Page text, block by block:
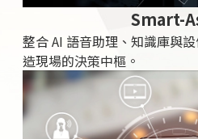
Smart-
整合 AI 語音助理、知識庫與
造現場的決策中樞。